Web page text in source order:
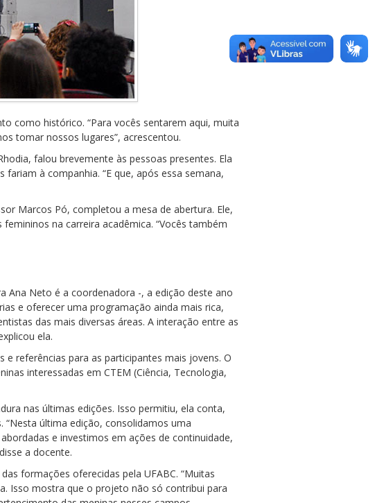
como histórico. “Para vocês sentarem aqui, muita
tomar nossos lugares”, acrescentou.
falou brevemente às pessoas presentes. Ela
à companhia. “E que, após essa semana,
Marcos Pó, completou a mesa de abertura. Ele,
na carreira acadêmica. “Vocês também
Ana Neto é a coordenadora -, a edição deste ano
e oferecer uma programação ainda mais rica,
das mais diversas áreas. A interação entre as
ela.
referências para as participantes mais jovens. O
interessadas em CTEM (Ciência, Tecnologia,
nas últimas edições. Isso permitiu, ela conta,
última edição, consolidamos uma
e investimos em ações de continuidade,
a docente.
formações oferecidas pela UFABC. “Muitas
Isso mostra que o projeto não só contribui para